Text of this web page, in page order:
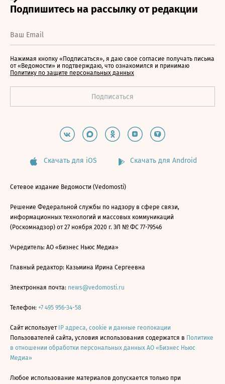
Нажимая кнопку «Подписаться», я даю свое согласие получать письма
от «Ведомости» и подтверждаю, что ознакомился и принимаю
Политику по защите персональных данных
Скачать для iOS Скачать для Android
Сетевое издание Ведомости (Vedomosti)
Решение Федеральной службы по надзору в сфере связи,
информационных технологий и массовых коммуникаций
(Роскомнадзор) от 27 ноября 2020 г. ЭЛ № ФС 77-79546
Учредитель: АО «Бизнес Ньюс Медиа»
Главный редактор: Казьмина Ирина Сергеевна
Электронная почта: news@vedomosti.ru
Телефон: +7 495 956-34-58
Сайт использует IP адреса, cookie и данные геолокации
Пользователей сайта, условия использования содержатся в Политике
в отношении обработки персональных данных АО «Бизнес Ньюс
Медиа»
Любое использование материалов допускается только при